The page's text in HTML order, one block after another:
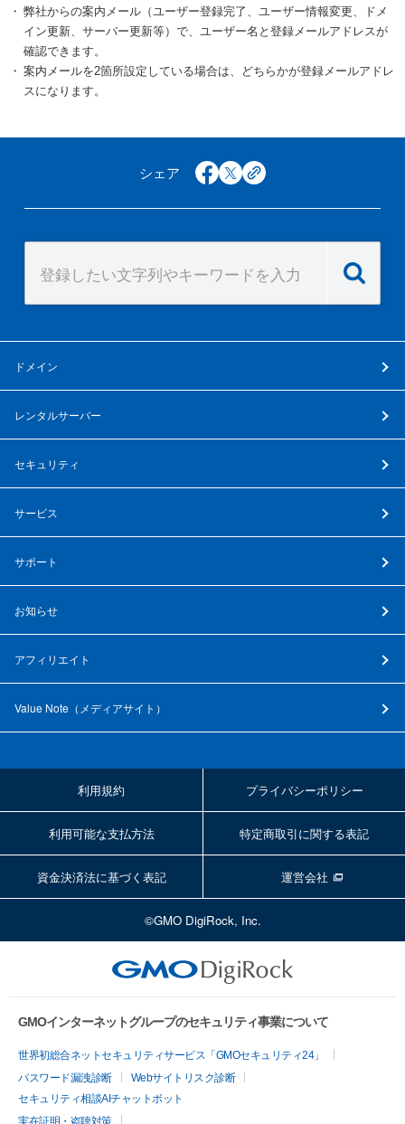
弊社からの案内メール（ユーザー登録完了、ユーザー情報変更、ドメ
イン更新、サーバー更新等）で、ユーザー名と登録メールアドレスが
確認できます。
案内メールを2箇所設定している場合は、どちらかが登録メールアドレ
スになります。
シェア facebook
x copy
ドメイン
レンタルサーバー
セキュリティ
サービス
サポート
お知らせ
アフィリエイト
Value Note（ メディアサイト ）
利用規約 プライバシーポリシー
利用可能な支払方法 特定商取引に関する表記
資金決済法に基づく表記 運営会社
©GMO DigiRock, Inc.
GMOインターネットグループのセキュリティ事業について
世界初総合ネットセキュリティサービス「GMOセキュリティ24」
パスワード漏洩診断
Webサイトリスク診断
セキュリティ相談AIチャットボット
実在証明・盗聴対策